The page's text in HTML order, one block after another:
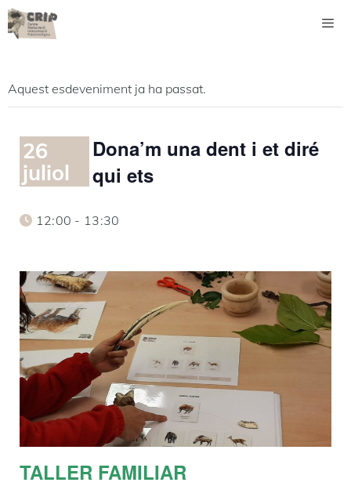
Vés
al
contingut
Aquest esdeveniment ja ha passat.
26
juliol
Dona’m una dent i et diré
qui ets
12:00 - 13:30
TALLER FAMILIAR